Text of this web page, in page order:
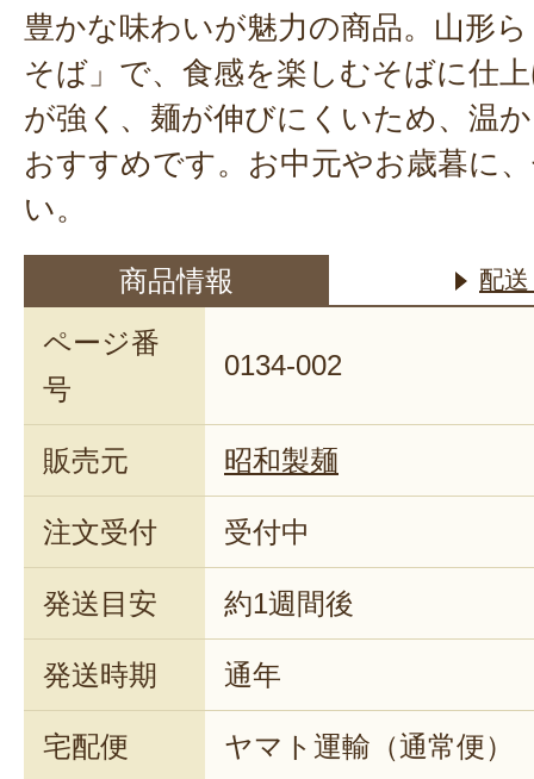
豊かな味わいが魅力の商品。山形
そば」で、食感を楽しむそばに仕
が強く、麺が伸びにくいため、温
おすすめです。お中元やお歳暮に
い。
商品情報 配
ページ番
号
0134-002
販売元 昭和製麺
注文受付 受付中
発送目安 約1週間後
発送時期 通年
宅配便 ヤマト運輸（通常便）